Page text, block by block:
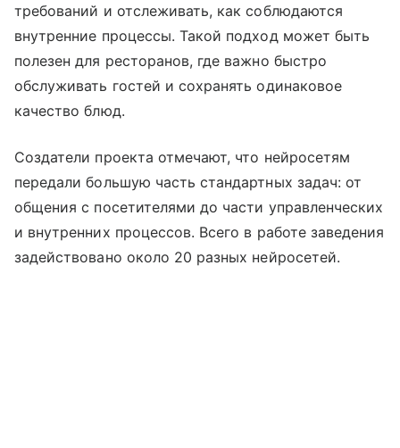
требований и отслеживать, как соблюдаются
внутренние процессы. Такой подход может быть
полезен для ресторанов, где важно быстро
обслуживать гостей и сохранять одинаковое
качество блюд.
Создатели проекта отмечают, что нейросетям
передали большую часть стандартных задач: от
общения с посетителями до части управленческих
и внутренних процессов. Всего в работе заведения
задействовано около 20 разных нейросетей.